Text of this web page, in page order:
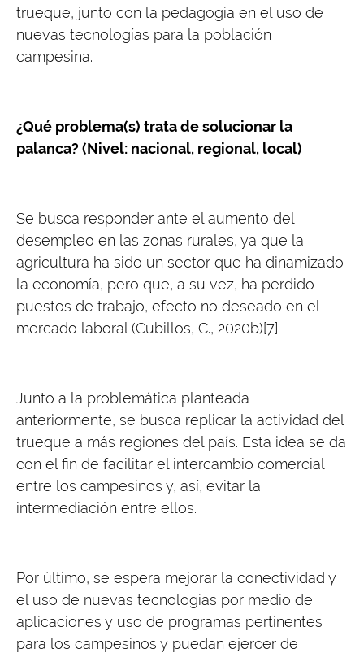
trueque, junto con la pedagogía en el uso de
nuevas tecnologías para la población
campesina.
¿Qué problema(s) trata de solucionar la
palanca? (Nivel: nacional, regional, local)
Se busca responder ante el aumento del
desempleo en las zonas rurales, ya que la
agricultura ha sido un sector que ha dinamizado
la economía, pero que, a su vez, ha perdido
puestos de trabajo, efecto no deseado en el
mercado laboral (Cubillos, C., 2020b)[7].
Junto a la problemática planteada
anteriormente, se busca replicar la actividad del
trueque a más regiones del país. Esta idea se da
con el fin de facilitar el intercambio comercial
entre los campesinos y, así, evitar la
intermediación entre ellos.
Por último, se espera mejorar la conectividad y
el uso de nuevas tecnologías por medio de
aplicaciones y uso de programas pertinentes
para los campesinos y puedan ejercer de